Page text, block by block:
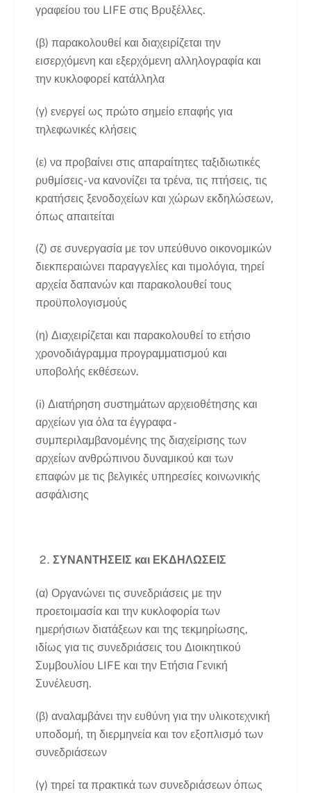
γραφείου του LIFE στις Βρυξέλλες.
(β) παρακολουθεί και διαχειρίζεται την
εισερχόμενη και εξερχόμενη αλληλογραφία και
την κυκλοφορεί κατάλληλα
(γ) ενεργεί ως πρώτο σημείο επαφής για
τηλεφωνικές κλήσεις
(ε) να προβαίνει στις απαραίτητες ταξιδιωτικές
ρυθμίσεις- να κανονίζει τα τρένα, τις πτήσεις, τις
κρατήσεις ξενοδοχείων και χώρων εκδηλώσεων,
όπως απαιτείται
(ζ) σε συνεργασία με τον υπεύθυνο οικονομικών
διεκπεραιώνει παραγγελίες και τιμολόγια, τηρεί
αρχεία δαπανών και παρακολουθεί τους
προϋπολογισμούς
(η) Διαχειρίζεται και παρακολουθεί το ετήσιο
χρονοδιάγραμμα προγραμματισμού και
υποβολής εκθέσεων.
(i) Διατήρηση συστημάτων αρχειοθέτησης και
αρχείων για όλα τα έγγραφα -
συμπεριλαμβανομένης της διαχείρισης των
αρχείων ανθρώπινου δυναμικού και των
επαφών με τις βελγικές υπηρεσίες κοινωνικής
ασφάλισης
ΣΥΝΑΝΤΗΣΕΙΣ και ΕΚΔΗΛΩΣΕΙΣ
(α) Οργανώνει τις συνεδριάσεις με την
προετοιμασία και την κυκλοφορία των
ημερήσιων διατάξεων και της τεκμηρίωσης,
ιδίως για τις συνεδριάσεις του Διοικητικού
Συμβουλίου LIFE και την Ετήσια Γενική
Συνέλευση.
(β) αναλαμβάνει την ευθύνη για την υλικοτεχνική
υποδομή, τη διερμηνεία και τον εξοπλισμό των
συνεδριάσεων
(γ) τηρεί τα πρακτικά των συνεδριάσεων όπως